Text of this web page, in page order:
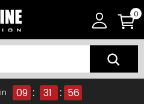
0
09 : 31 : 55